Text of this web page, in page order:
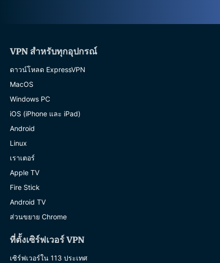
VPN สำหรับทุกอุปกรณ์
ดาวน์โหลด ExpressVPN
MacOS
Windows PC
iOS (iPhone และ iPad)
Android
Linux
เราเตอร์
Apple TV
Fire Stick
Android TV
ส่วนขยาย Chrome
ที่ตั้งเซิร์ฟเวอร์ VPN
เซิร์ฟเวอร์ใน 113 ประเทศ